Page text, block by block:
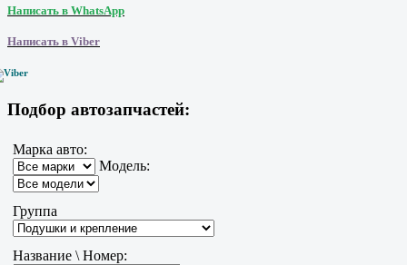
Написать в WhatsApp
Написать в Viber
Подбор автозапчастей:
Марка авто:
Модель:
Группа
Название \ Номер: